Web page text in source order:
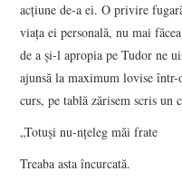
acţiune de-a ei. O privire
viaţa ei personală, nu mai
de a şi-l apropia pe Tudor ne
ajunsă la maximum lovise
curs, pe tablă zărisem scris un
„Totuşi nu-nţeleg măi frate
Treaba asta încurcată.